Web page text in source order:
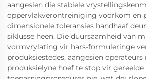
aangesien die stabiele
oppervlakverontreiniging voorkom en
dimensionele toleransies handhaaf
siklusse heen. Die duursaamheid van
vormvrylating vir hars-formuleringe
produksiestedes, aangesien operateurs
produksielyne hoef te stop vir gereelde